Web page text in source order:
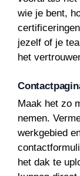
wie je bent,
jezelf of je
het
Maak het zo
nemen.
werkgebied
het dak te